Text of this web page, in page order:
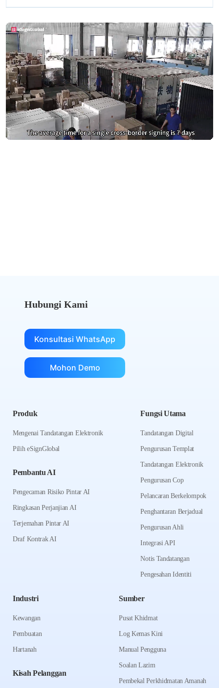
Hubungi Kami
Konsultasi WhatsApp
Mohon Demo
Produk
Mengenai Tandatangan Elektronik
Pilih eSignGlobal
Pembantu AI
Pengecaman Risiko Pintar AI
Ringkasan Perjanjian AI
Terjemahan Pintar AI
Draf Kontrak AI
Fungsi Utama
Tandatangan Digital
Pengurusan Templat
Tandatangan Elektronik
Pengurusan Cop
Pelancaran Berkelompok
Penghantaran Berjadual
Pengurusan Ahli
Integrasi API
Notis Tandatangan
Pengesahan Identiti
Industri
Kewangan
Pembuatan
Hartanah
Kisah Pelanggan
Sumber
Pusat Khidmat
Log Kemas Kini
Manual Pengguna
Soalan Lazim
Pembekal Perkhidmatan Amanah